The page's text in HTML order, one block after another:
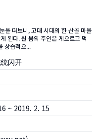
을 떠보니, 고대 시대의 한 산골 마을
된다. 원 몸의 주인은 게으르고 먹
상습적으...
闪开
~ 2019. 2. 15